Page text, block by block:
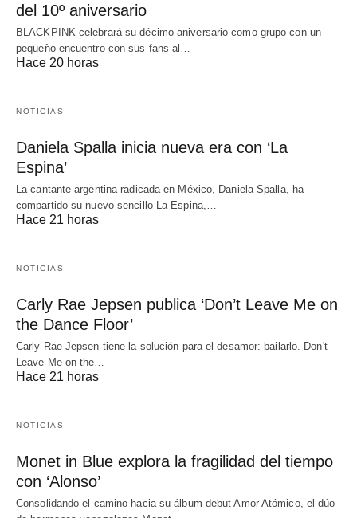
del 10º aniversario
BLACKPINK celebrará su décimo aniversario como grupo con un
pequeño encuentro con sus fans al…
Hace 20 horas
NOTICIAS
Daniela Spalla inicia nueva era con ‘La
Espina’
La cantante argentina radicada en México, Daniela Spalla, ha
compartido su nuevo sencillo La Espina,…
Hace 21 horas
NOTICIAS
Carly Rae Jepsen publica ‘Don’t Leave Me on
the Dance Floor’
Carly Rae Jepsen tiene la solución para el desamor: bailarlo. Don't
Leave Me on the…
Hace 21 horas
NOTICIAS
Monet in Blue explora la fragilidad del tiempo
con ‘Alonso’
Consolidando el camino hacia su álbum debut Amor Atómico, el dúo